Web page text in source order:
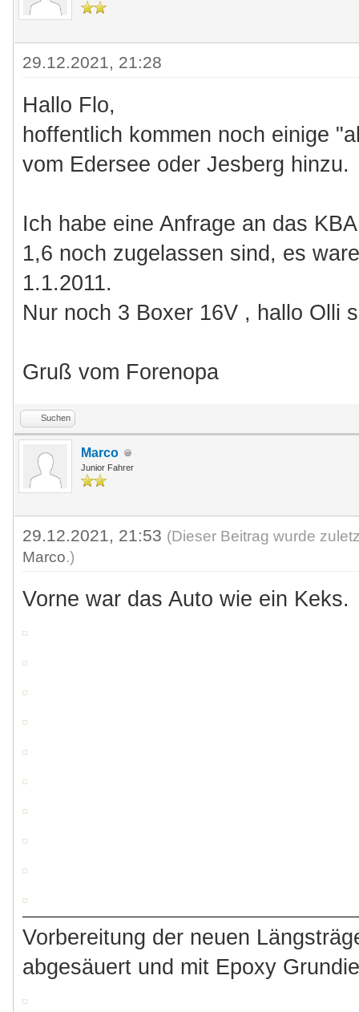
29.12.2021, 21:28
Hallo Flo,
hoffentlich kommen noch einige
vom Edersee oder Jesberg hinzu.
Ich habe eine Anfrage an das
1,6 noch zugelassen sind, es
1.1.2011.
Nur noch 3 Boxer 16V , hallo Olli
Gruß vom Forenopa
Suchen
Marco
Junior Fahrer
29.12.2021, 21:53 (Dieser Beitrag wurde
Marco.)
Vorne war das Auto wie ein Keks.
Vorbereitung der neuen
abgesäuert und mit Epoxy